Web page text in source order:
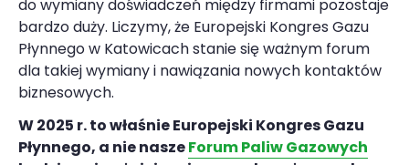
do wymiany doświadczeń między firmami pozostaje
bardzo duży. Liczymy, że Europejski Kongres Gazu
Płynnego w Katowicach stanie się ważnym forum
dla takiej wymiany i nawiązania nowych kontaktów
biznesowych.
W 2025 r. to właśnie Europejski Kongres Gazu
Płynnego, a nie naszeForum Paliw Gazowych